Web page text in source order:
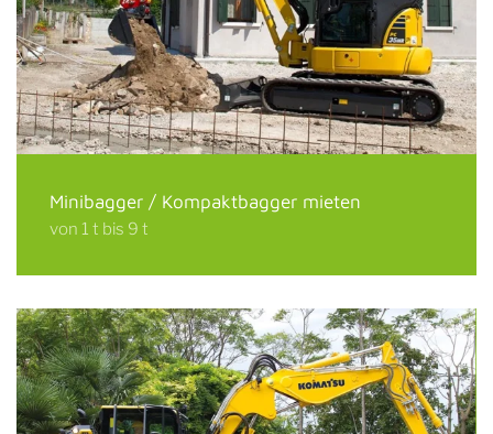
Minibagger / Kompaktbagger mieten
von 1 t bis 9 t